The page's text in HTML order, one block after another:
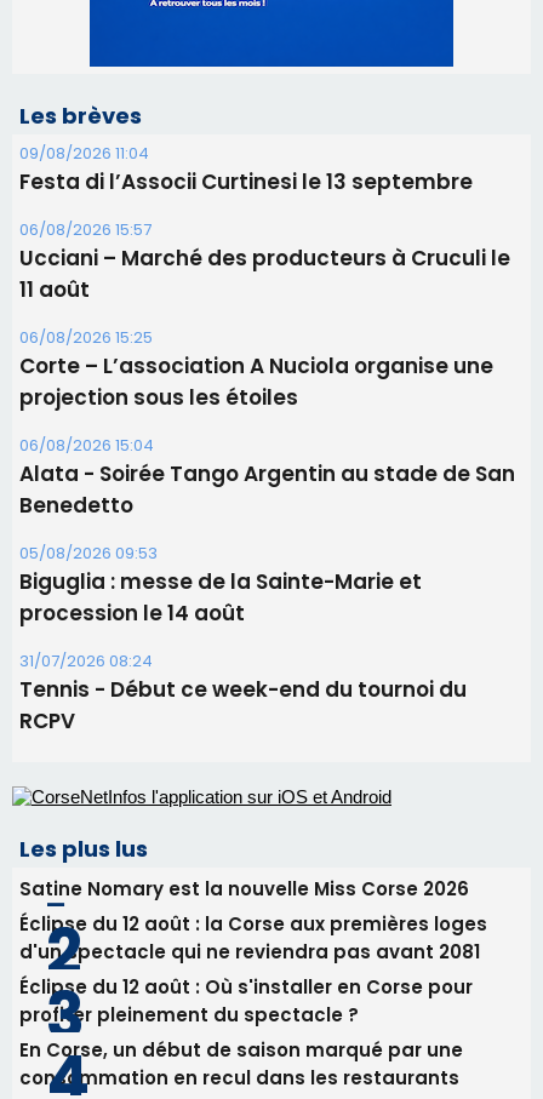
Les brèves
09/08/2026 11:04
Festa di l’Associi Curtinesi le 13 septembre
06/08/2026 15:57
Ucciani – Marché des producteurs à Cruculi le
11 août
06/08/2026 15:25
Corte – L’association A Nuciola organise une
projection sous les étoiles
06/08/2026 15:04
Alata - Soirée Tango Argentin au stade de San
Benedetto
05/08/2026 09:53
Biguglia : messe de la Sainte-Marie et
procession le 14 août
31/07/2026 08:24
Tennis - Début ce week-end du tournoi du
RCPV
Les plus lus
Satine Nomary est la nouvelle Miss Corse 2026
Éclipse du 12 août : la Corse aux premières loges
d'un spectacle qui ne reviendra pas avant 2081
Éclipse du 12 août : Où s'installer en Corse pour
profiter pleinement du spectacle ?
En Corse, un début de saison marqué par une
consommation en recul dans les restaurants